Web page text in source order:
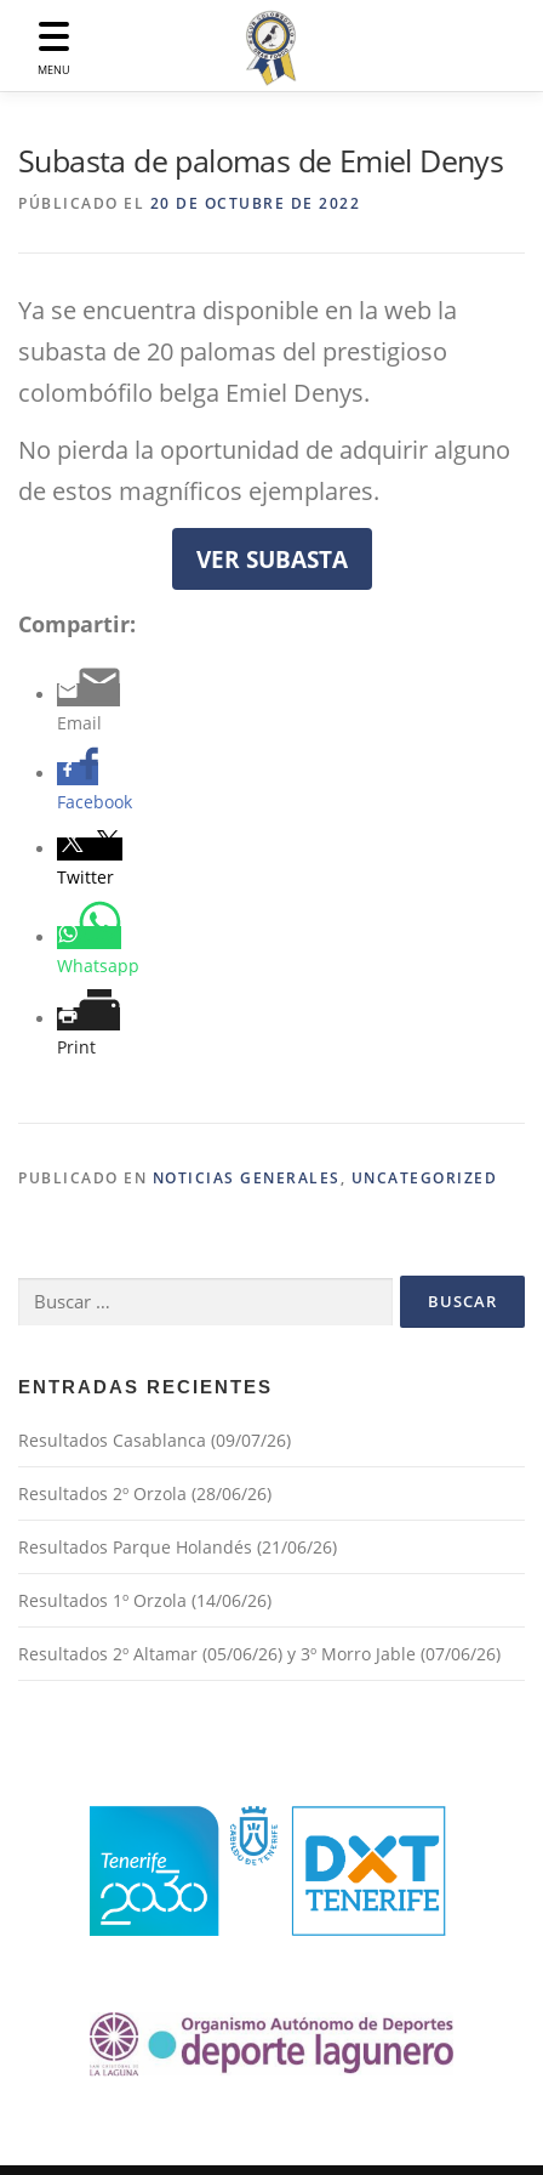
MENU
contenido
Subasta de palomas de Emiel Denys
PÚBLICADO EL 20 DE OCTUBRE DE 2022
Ya se encuentra disponible en la web la
subasta de 20 palomas del prestigioso
colombófilo belga Emiel Denys.
No pierda la oportunidad de adquirir alguno
de estos magníficos ejemplares.
VER SUBASTA
Compartir:
Email
Facebook
Twitter
Whatsapp
Print
PUBLICADO EN NOTICIAS GENERALES , UNCATEGORIZED
Buscar:
ENTRADAS RECIENTES
Resultados Casablanca (09/07/26)
Resultados 2º Orzola (28/06/26)
Resultados Parque Holandés (21/06/26)
Resultados 1º Orzola (14/06/26)
Resultados 2º Altamar (05/06/26) y 3º Morro Jable (07/06/26)